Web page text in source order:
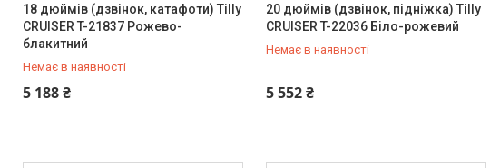
18 дюймів (дзвінок, катафоти) Tilly
CRUISER T-21837 Рожево-
блакитний
Немає в наявності
5 188 ₴
0 (800) 33-98-35
20 дюймів (дзвінок, підніжка) Tilly
CRUISER T-22036 Біло-рожевий
Немає в наявності
5 552 ₴
0 (800) 33-98-35